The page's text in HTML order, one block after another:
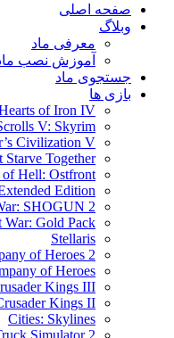
صفحه اصلی
وبلاگ
معرفی ماد
آموزش نصب
جستجوی ماد
بازی ها
of Iron IV
V: Skyrim
Civilization V
Starve Together
of Hell: Ostfront
Edition
SHOGUN 2
War: Gold Pack
Stellaris
of Heroes 2
of Heroes
Kings III
Kings II
Cities: Skylines
Simulator 2